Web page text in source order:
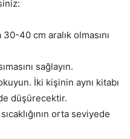
40 cm aralık olmasını
sağlayın.
İki kişinin aynı kitabı
düşürecektir.
orta seviyede